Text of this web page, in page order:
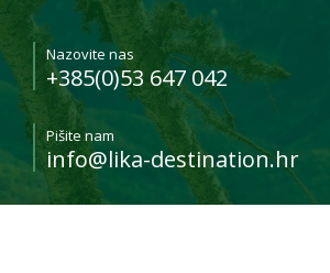
Nazovite nas
+385(0)53 647 042
Pišite nam
info@lika-destination.hr